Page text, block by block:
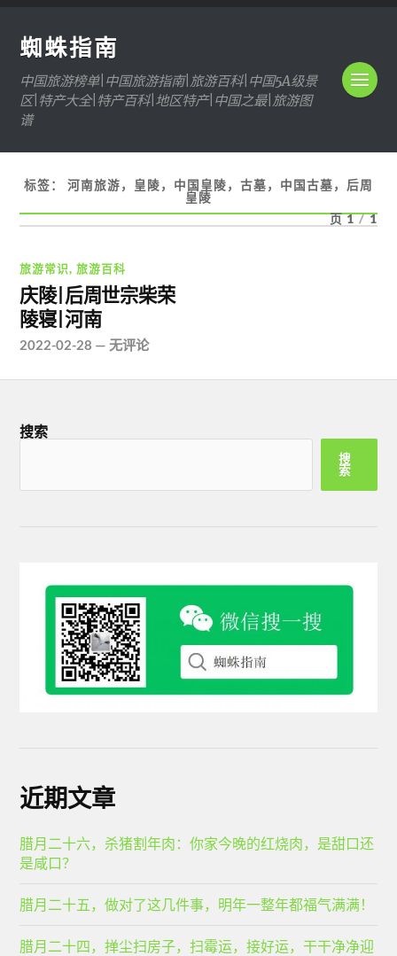
蜘蛛指南
中国旅游榜单|中国旅游指南|旅游百科|中国5A级景
区|特产大全|特产百科|地区特产|中国之最|旅游图
谱
标签： 河南旅游，皇陵，中国皇陵，古墓，中国古墓，后周
皇陵
页 1 / 1
旅游常识,旅游百科
庆陵|后周世宗柴荣
陵寝|河南
2022-02-28 —无评论
搜索
搜
索
近期文章
腊月二十六，杀猪割年肉：你家今晚的红烧肉，是甜口还
是咸口？
腊月二十五，做对了这几件事，明年一整年都福气满满！
腊月二十四，掸尘扫房子，扫霉运，接好运，干干净净迎